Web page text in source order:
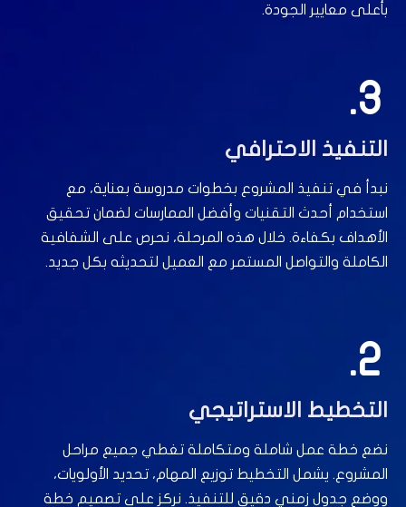
بأعلى معايير الجودة.
3.
التنفيذ الاحترافي
نبدأ في تنفيذ المشروع بخطوات مدروسة بعناية، مع
استخدام أحدث التقنيات وأفضل الممارسات لضمان تحقيق
الأهداف بكفاءة. خلال هذه المرحلة، نحرص على الشفافية
الكاملة والتواصل المستمر مع العميل لتحديثه بكل جديد.
2.
التخطيط الاستراتيجي
نضع خطة عمل شاملة ومتكاملة تغطي جميع مراحل
المشروع. يشمل التخطيط توزيع المهام، تحديد الأولويات،
ووضع جدول زمني دقيق للتنفيذ. نركز على تصميم خطة